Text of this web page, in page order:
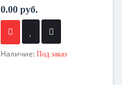
0.00 руб.
Наличие: Под заказ